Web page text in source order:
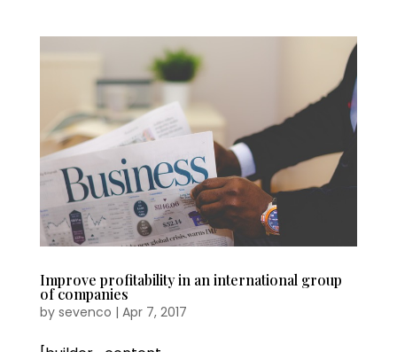
Improve profitability in an international group
of companies
by sevenco | Apr 7, 2017